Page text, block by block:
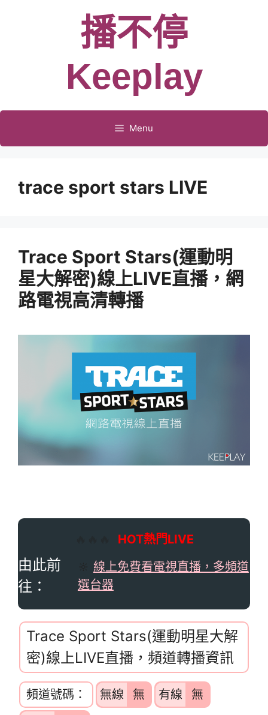
播不停
Keeplay
Menu
trace sport stars LIVE
Trace Sport Stars(運動明
星大解密)線上LIVE直播，網
路電視高清轉播
HOT熱門LIVE
由此前
往：
線上免費看電視直播，多頻道
選台器
Trace Sport Stars(運動明星大解
密)線上LIVE直播，頻道轉播資訊
頻道號碼： 無線 無 有線
無